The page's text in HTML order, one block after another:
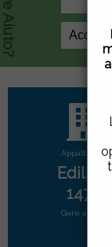
Appalti per:
Edilizia
1477
Gare attive